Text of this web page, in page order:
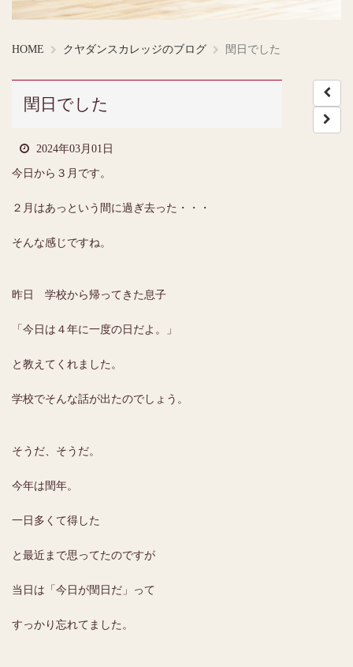
HOME クヤダンスカレッジのブログ 閏日でした
閏日でした
2024年03月01日
今日から３月です。
２月はあっという間に過ぎ去った・・・
そんな感じですね。
昨日 学校から帰ってきた息子
「今日は４年に一度の日だよ。」
と教えてくれました。
学校でそんな話が出たのでしょう。
そうだ、そうだ。
今年は閏年。
一日多くて得した
と最近まで思ってたのですが
当日は「今日が閏日だ」って
すっかり忘れてました。